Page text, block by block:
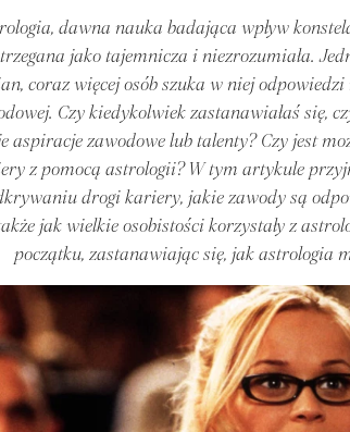
dawna nauka badająca wpływ
jako tajemnicza i niezrozumiała.
coraz więcej osób szuka w niej
Czy kiedykolwiek zastanawiałaś się,
aspiracje zawodowe lub talenty? Czy jest
z pomocą astrologii? W tym artykule
drogi kariery, jakie zawody są
jak wielkie osobistości korzystały z
początku, zastanawiając się, jak astrologia